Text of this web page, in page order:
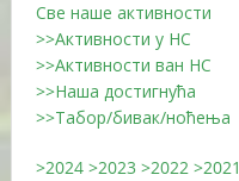
Све наше активности
>>Активности у НС
>>Активности ван НС
>>Наша достигнућа
>>Табор/бивак/ноћења
>2024 >2023 >2022 >2021